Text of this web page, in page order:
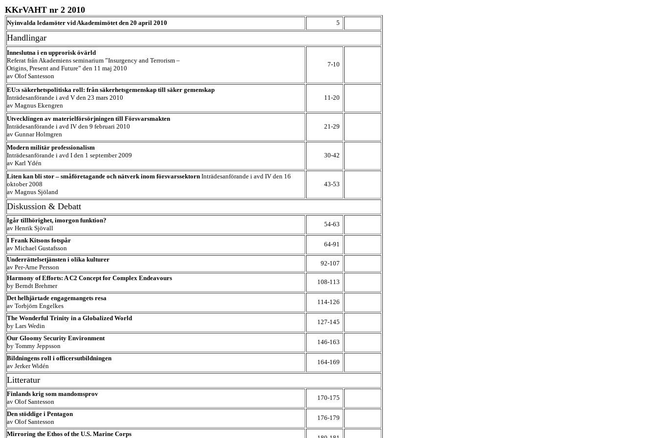
KKrVAHT nr 2 2010
Nyinvalda ledamöter vid Akademimötet den 20 april 2010 5
Handlingar
Inneslutna i en upprorisk övärld
Referat från Akademiens seminarium ”Insurgency and Terrorism –
Origins, Present and Future” den 11 maj 2010
av Olof Santesson
7-10
EU:s säkerhetspolitiska roll: från säkerhetsgemenskap till säker gemenskap
Inträdesanförande i avd V den 23 mars 2010
av Magnus Ekengren
11-20
Utvecklingen av materielförsörjningen till Försvarsmakten
Inträdesanförande i avd IV den 9 februari 2010
av Gunnar Holmgren
21-29
Modern militär professionalism
Inträdesanförande i avd I den 1 september 2009
av Karl Ydén
30-42
Liten kan bli stor – småföretagande och nätverk inom försvarssektorn Inträdesanförande i avd IV den 16
oktober 2008
av Magnus Sjöland
43-53
Diskussion & Debatt
Igår tillhörighet, imorgon funktion?
av Henrik Sjövall
54-63
I Frank Kitsons fotspår
av Michael Gustafsson
64-91
Underrättelsetjänsten i olika kulturer
av Per-Arne Persson
92-107
Harmony of Efforts: A C2 Concept for Complex Endeavours
by Berndt Brehmer
108-113
Det helhjärtade engagemangets resa
av Torbjörn Engelkes
114-126
The Wonderful Trinity in a Globalized World
by Lars Wedin
127-145
Our Gloomy Security Environment
by Tommy Jeppsson
146-163
Bildningens roll i officersutbildningen
av Jerker Widén
164-169
Litteratur
Finlands krig som mandomsprov
av Olof Santesson
170-175
Den stöddige i Pentagon
av Olof Santesson
176-179
Mirroring the Ethos of the U.S. Marine Corps